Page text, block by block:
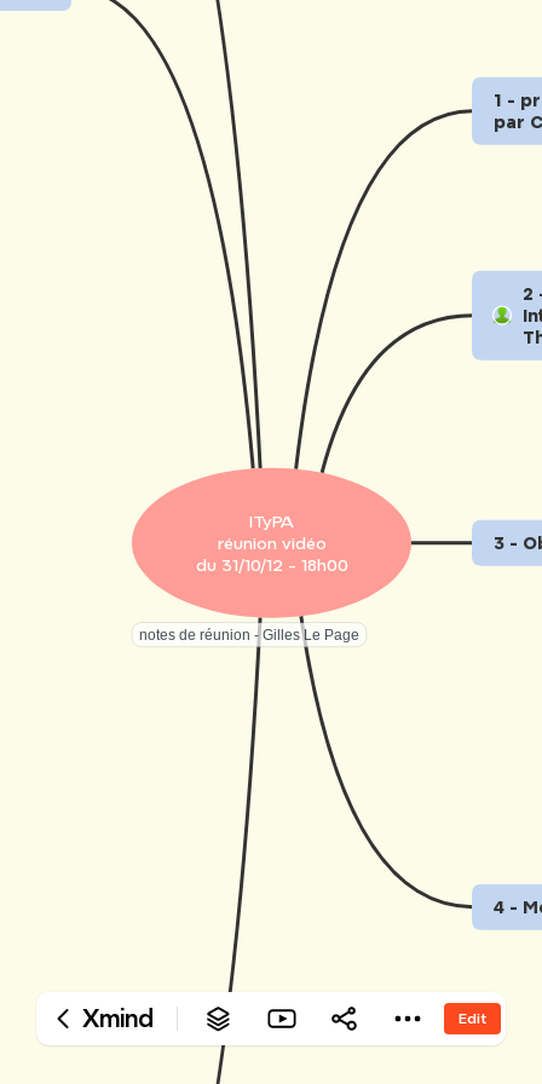
notes de réunion - Gilles Le Page
‎ITyPA
‎réunion vidéo
‎du 31/10/12 - 18h00
‎1 -
‎par
‎2
‎3 -
‎4 -
Xmind Edit